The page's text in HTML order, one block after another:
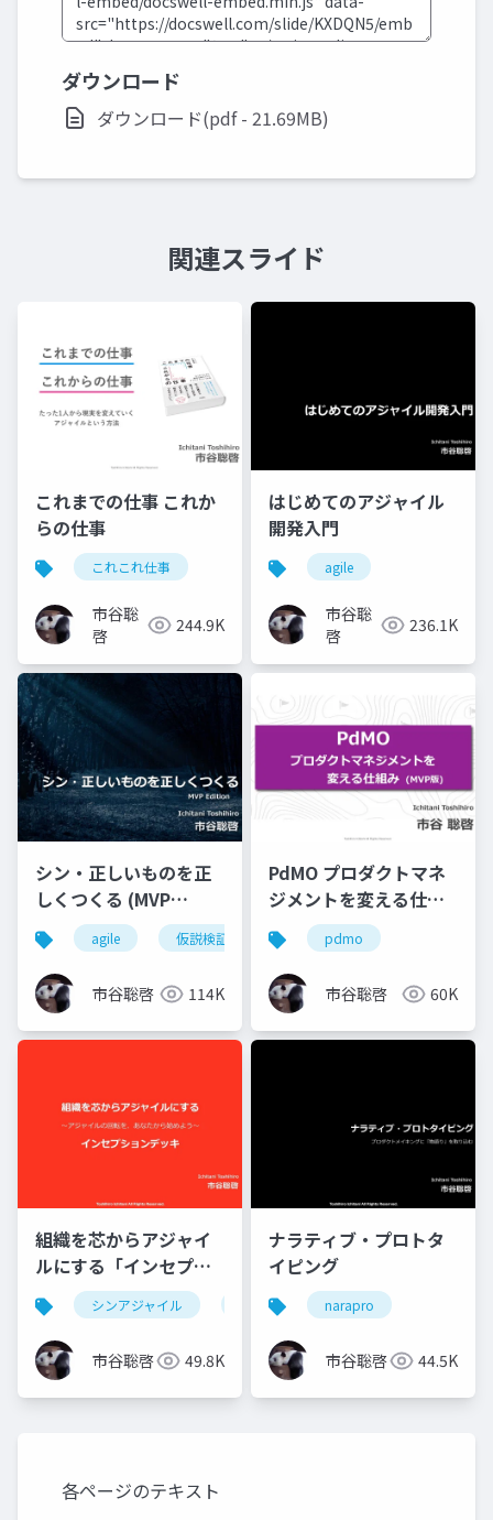
ダウンロード
ダウンロード(pdf - 21.69MB)
関連スライド
これまでの仕事 これか
らの仕事
これこれ仕事
市谷聡
啓
244.9K
はじめてのアジャイル
開発入門
agile
市谷聡
啓
236.1K
シン・正しいものを正
しくつくる (MVP
Edition)agile 仮説検証
市谷聡啓 114K
PdMO プロダクトマネ
ジメントを変える仕組
み (MVP版)
pdmo
市谷聡啓 60K
組織を芯からアジャイ
ルにする「インセプシ
ョンデッキ」
シンアジャイル
市谷聡啓 49.8K
ナラティブ・プロトタ
イピング
narapro
市谷聡啓 44.5K
各ページのテキスト